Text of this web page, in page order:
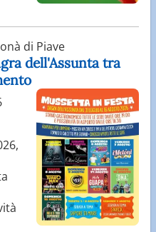
di Piave
dell'Assunta tra